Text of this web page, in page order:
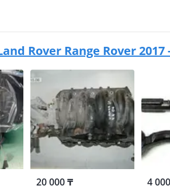
Rover Range Rover
20 000 ₸ 4